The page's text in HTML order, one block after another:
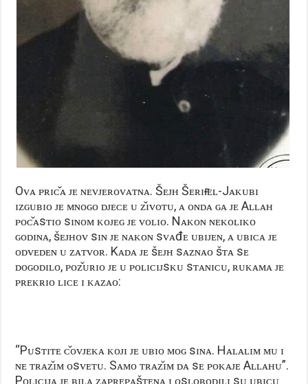
Oᴠᴀ ᴘʀɪᴄ̌ᴀ ᴊᴇ ɴᴇᴠᴊᴇʀᴏᴠᴀᴛɴᴀ. Šᴇᴊʜ Šᴇʀɪғ ᴇʟ-Jᴀᴋᴜʙɪ
ɪᴢɢᴜʙɪᴏ ᴊᴇ ᴍɴᴏɢᴏ ᴅᴊᴇᴄᴇ ᴜ ᴢ̌ɪᴠᴏᴛᴜ, ᴀ ᴏɴᴅᴀ ɢᴀ ᴊᴇ Aʟʟᴀʜ
ᴘᴏᴄ̌ᴀsᴛɪᴏ sɪɴᴏᴍ ᴋᴏᴊᴇɢ ᴊᴇ ᴠᴏʟɪᴏ. Nᴀᴋᴏɴ ɴᴇᴋᴏʟɪᴋᴏ
ɢᴏᴅɪɴᴀ, šᴇᴊʜᴏᴠ sɪɴ ᴊᴇ ɴᴀᴋᴏɴ sᴠᴀđᴇ ᴜʙɪᴊᴇɴ, ᴀ ᴜʙɪᴄᴀ ᴊᴇ
ᴏᴅᴠᴇᴅᴇɴ ᴜ ᴢᴀᴛᴠᴏʀ. Kᴀᴅᴀ ᴊᴇ šᴇᴊʜ sᴀᴢɴᴀᴏ šᴛᴀ sᴇ
ᴅᴏɢᴏᴅɪʟᴏ, ᴘᴏᴢ̌ᴜʀɪᴏ ᴊᴇ ᴜ ᴘᴏʟɪᴄɪᴊsᴋᴜ sᴛᴀɴɪᴄᴜ, ʀᴜᴋᴀᴍᴀ ᴊᴇ
ᴘʀᴇᴋʀɪᴏ ʟɪᴄᴇ ɪ ᴋᴀᴢᴀᴏ:
“Pᴜsᴛɪᴛᴇ ᴄ̌ᴏᴠᴊᴇᴋᴀ ᴋᴏᴊɪ ᴊᴇ ᴜʙɪᴏ ᴍᴏɢ sɪɴᴀ. Hᴀʟᴀʟɪᴍ ᴍᴜ ɪ
ɴᴇ ᴛʀᴀᴢ̌ɪᴍ ᴏsᴠᴇᴛᴜ. Sᴀᴍᴏ ᴛʀᴀᴢ̌ɪᴍ ᴅᴀ sᴇ ᴘᴏᴋᴀᴊᴇ Aʟʟᴀʜᴜ”.
Pᴏʟɪᴄɪᴊᴀ ᴊᴇ ʙɪʟᴀ ᴢᴀᴘʀᴇᴘᴀšᴛᴇɴᴀ ɪ ᴏsʟᴏʙᴏᴅɪʟɪ sᴜ ᴜʙɪᴄᴜ